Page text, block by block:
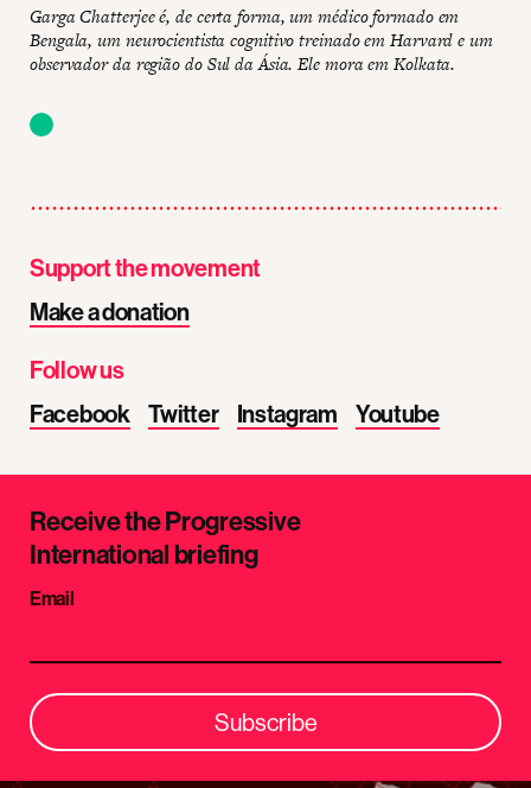
Garga Chatterjee é, de certa forma, um médico formado em
Bengala, um neurocientista cognitivo treinado em Harvard e um
observador da região do Sul da Ásia. Ele mora em Kolkata.
Support the movement
Make a donation
Follow us
Facebook
Twitter Instagram Youtube
Receive the Progressive
International briefing
Email
Subscribe